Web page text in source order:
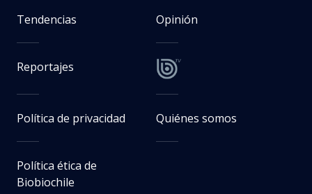
Tendencias Opinión
Reportajes
Política de privacidad Quiénes somos
Política ética de
Biobiochile